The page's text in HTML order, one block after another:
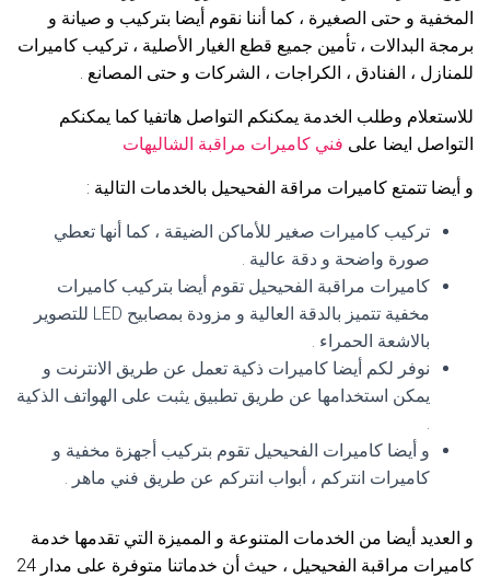
المخفية و حتى الصغيرة ، كما أننا نقوم أيضا بتركيب و صيانة و
برمجة البدالات ، تأمين جميع قطع الغيار الأصلية ، تركيب كاميرات
للمنازل ، الفنادق ، الكراجات ، الشركات و حتى المصانع .
للاستعلام وطلب الخدمة يمكنكم التواصل هاتفيا كما يمكنكم
التواصل ايضا على فني كاميرات مراقبة الشاليهات
و أيضا تتمتع كاميرات مراقة الفحيحيل بالخدمات التالية :
تركيب كاميرات صغير للأماكن الضيقة ، كما أنها تعطي
صورة واضحة و دقة عالية .
كاميرات مراقبة الفحيحيل تقوم أيضا بتركيب كاميرات
مخفية تتميز بالدقة العالية و مزودة بمصابيح LED للتصوير
بالاشعة الحمراء .
نوفر لكم أيضا كاميرات ذكية تعمل عن طريق الانترنت و
يمكن استخدامها عن طريق تطبيق يثبت على الهواتف الذكية
.
و أيضا كاميرات الفحيحيل تقوم بتركيب أجهزة مخفية و
كاميرات انتركم ، أبواب انتركم عن طريق فني ماهر .
و العديد أيضا من الخدمات المتنوعة و المميزة التي تقدمها خدمة
كاميرات مراقبة الفحيحيل ، حيث أن خدماتنا متوفرة على مدار 24